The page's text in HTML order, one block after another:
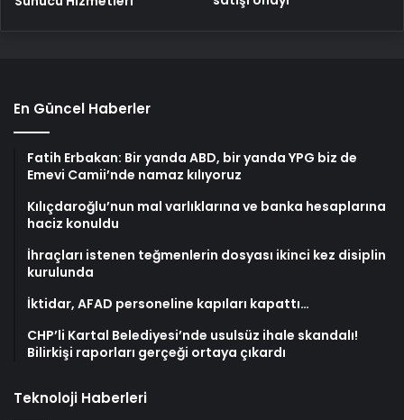
En Güncel Haberler
Fatih Erbakan: Bir yanda ABD, bir yanda YPG biz de
Emevi Camii’nde namaz kılıyoruz
Kılıçdaroğlu’nun mal varlıklarına ve banka hesaplarına
haciz konuldu
İhraçları istenen teğmenlerin dosyası ikinci kez disiplin
kurulunda
İktidar, AFAD personeline kapıları kapattı…
CHP’li Kartal Belediyesi’nde usulsüz ihale skandalı!
Bilirkişi raporları gerçeği ortaya çıkardı
Teknoloji Haberleri